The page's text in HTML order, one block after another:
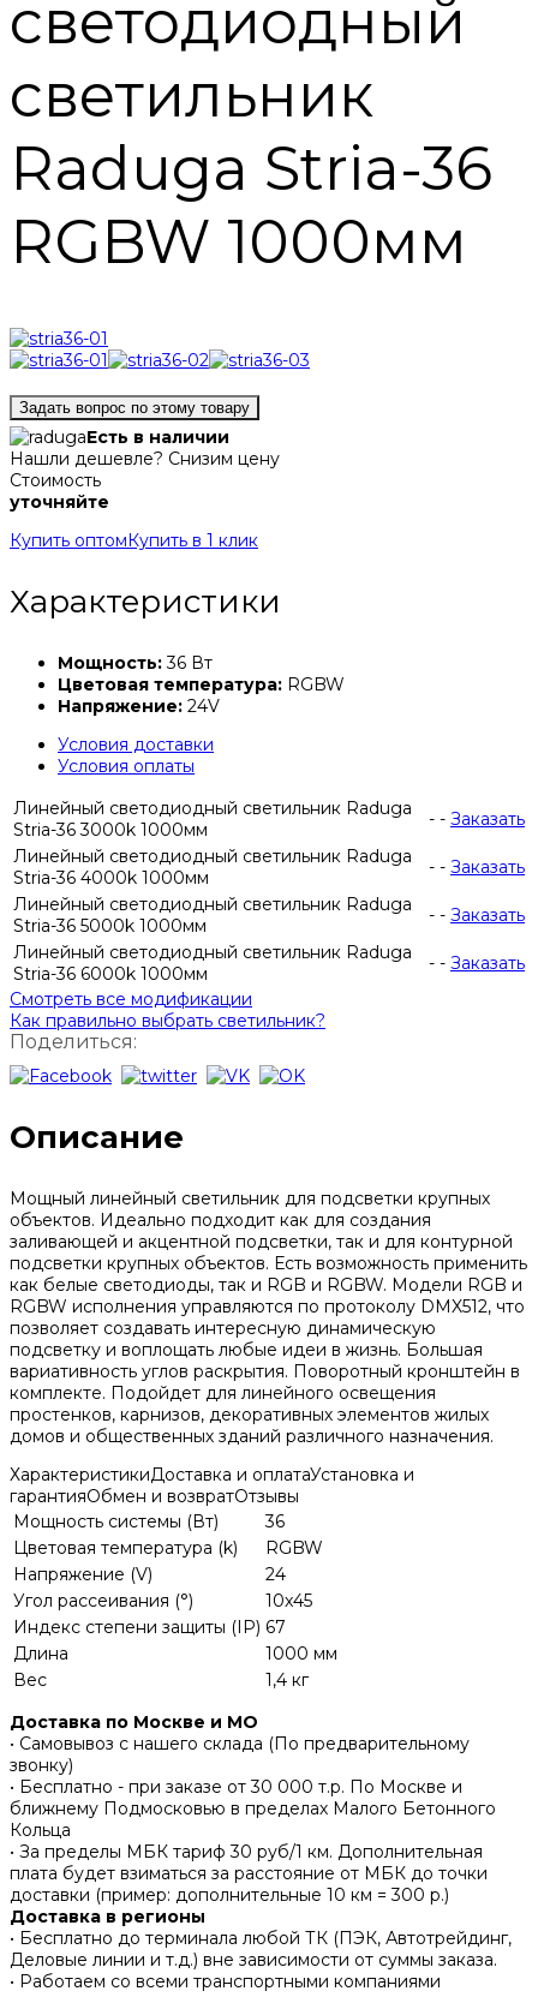
светодиодный
светильник
Raduga Stria-36
RGBW 1000мм
Задать вопрос по этому товару
Есть в наличии
Нашли дешевле? Снизим цену
Стоимость
уточняйте
Купить оптом Купить в 1 клик
Характеристики
Мощность:36 Вт
Цветовая температура: RGBW
Напряжение: 24V
Условия доставки
Условия оплаты
Линейный светодиодный светильник Raduga
Stria-36 3000k 1000мм
- - Заказать
Линейный светодиодный светильник Raduga
Stria-36 4000k 1000мм
- - Заказать
Линейный светодиодный светильник Raduga
Stria-36 5000k 1000мм
- - Заказать
Линейный светодиодный светильник Raduga
Stria-36 6000k 1000мм
- - Заказать
Смотреть все модификации
Как правильно выбрать светильник?
Поделиться:
Описание
Мощный линейный светильник для подсветки крупных
объектов. Идеально подходит как для создания
заливающей и акцентной подсветки, так и для контурной
подсветки крупных объектов. Есть возможность применить
как белые светодиоды, так и RGB и RGBW. Модели RGB и
RGBW исполнения управляются по протоколу DMX512, что
позволяет создавать интересную динамическую
подсветку и воплощать любые идеи в жизнь. Большая
вариативность углов раскрытия. Поворотный кронштейн в
комплекте. Подойдет для линейного освещения
простенков, карнизов, декоративных элементов жилых
домов и общественных зданий различного назначения.
ХарактеристикиДоставка и оплатаУстановка и
гарантияОбмен и возвратОтзывы
Мощность системы (Вт)
36
Цветовая температура (k)
RGBW
Напряжение (V)
24
Угол рассеивания (°)
10x45
Индекс степени защиты (IP) 67
Длина
1000 мм
Вес
1,4 кг
Доставка по Москве и МО
• Самовывоз с нашего склада (По предварительному
звонку)
• Бесплатно - при заказе от 30 000 т.р. По Москве и
ближнему Подмосковью в пределах Малого Бетонного
Кольца
• За пределы МБК тариф 30 руб/1 км. Дополнительная
плата будет взиматься за расстояние от МБК до точки
доставки (пример: дополнительные 10 км = 300 р.)
Доставка в регионы
• Бесплатно до терминала любой ТК (ПЭК, Автотрейдинг,
Деловые линии и т.д.) вне зависимости от суммы заказа.
• Работаем со всеми транспортными компаниями